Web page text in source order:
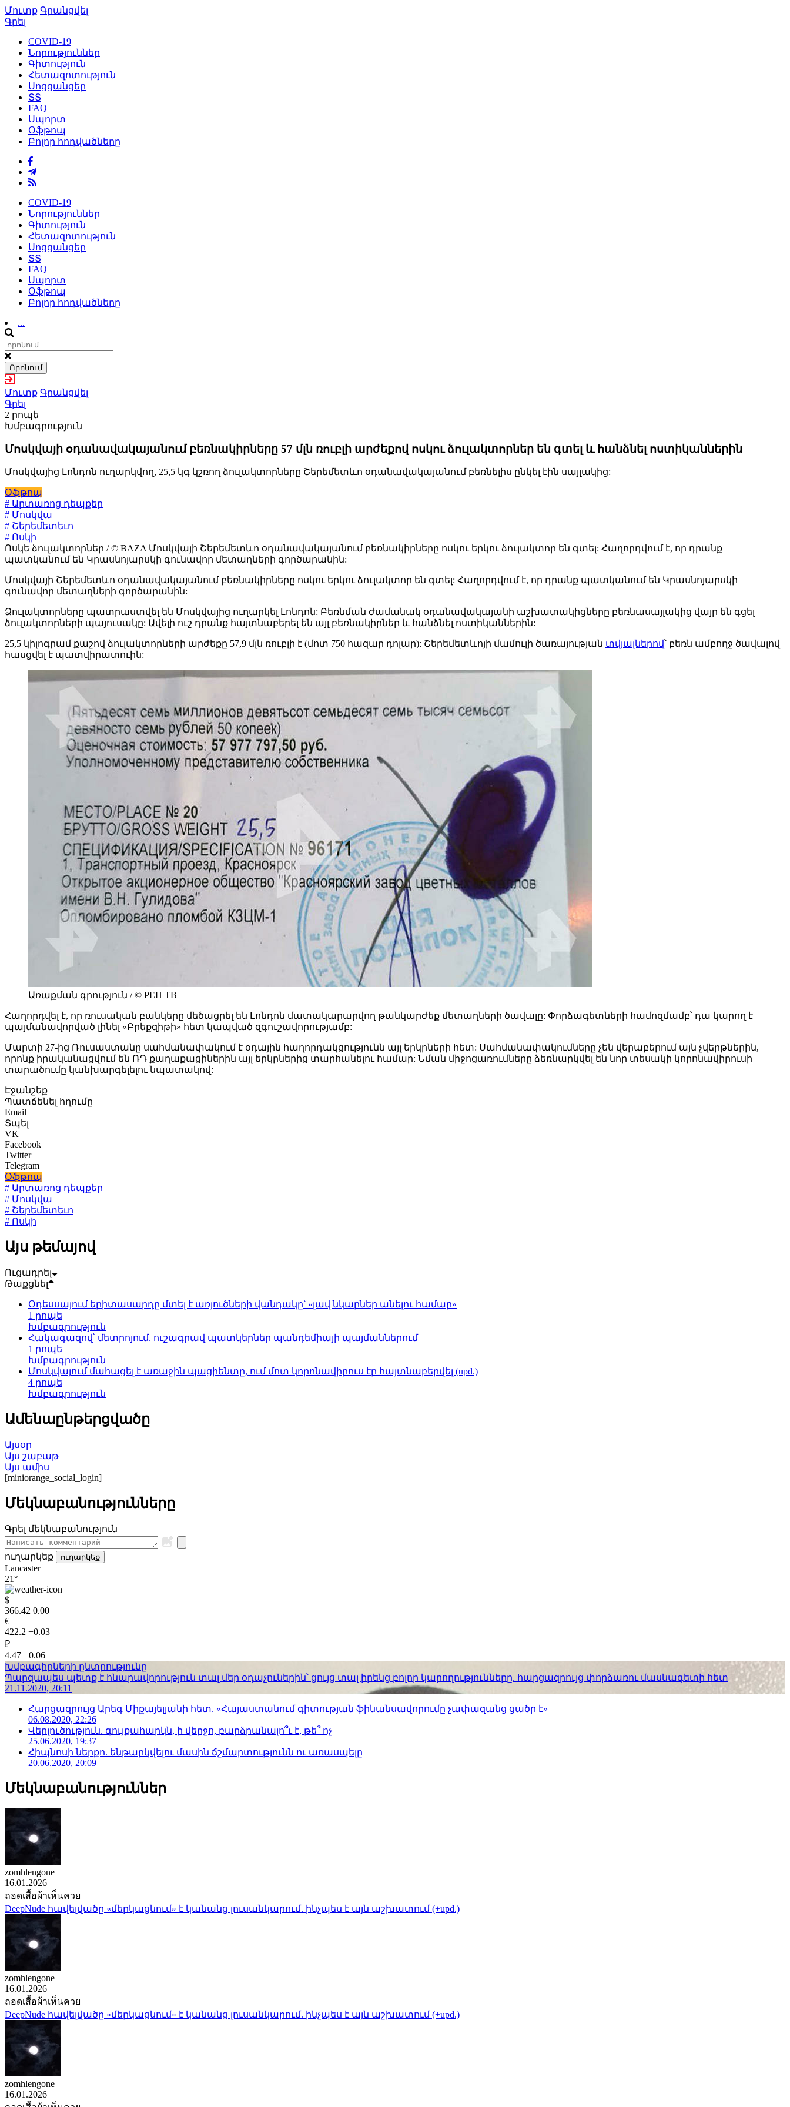
Մուտք Գրանցվել
Գրել
COVID-19
Նորություններ
Գիտություն
Հետազոտություն
Սոցցանցեր
ՏՏ
FAQ
Սպորտ
Օֆթոպ
Բոլոր հոդվածները
COVID-19
Նորություններ
Գիտություն
Հետազոտություն
Սոցցանցեր
ՏՏ
FAQ
Սպորտ
Օֆթոպ
Բոլոր հոդվածները
...
Որոնում
Մուտք Գրանցվել
Գրել
2 րոպե
Խմբագրություն
Մոսկվայի օդանավակայանում բեռնակիրները 57 մլն ռուբլի արժեքով ոսկու ձուլակտորներ են գտել և հանձնել ոստիկաններին
Մոսկվայից Լոնդոն ուղարկվող, 25,5 կգ կշռող ձուլակտորները Շերեմետևո օդանավակայանում բեռնելիս ընկել էին սայլակից:
Օֆթոպ
# Արտառոց դեպքեր
# Մոսկվա
# Շերեմետեւո
# Ոսկի
Ոսկե ձուլակտորներ / © BAZA Մոսկվայի Շերեմետևո օդանավակայանում բեռնակիրները ոսկու երկու ձուլակտոր են գտել: Հաղորդվում է, որ դրանք
պատկանում են Կրասնոյարսկի գունավոր մետաղների գործարանին:
Մոսկվայի Շերեմետևո օդանավակայանում բեռնակիրները ոսկու երկու ձուլակտոր են գտել: Հաղորդվում է, որ դրանք պատկանում են Կրասնոյարսկի
գունավոր մետաղների գործարանին:
Ձուլակտորները պատրաստվել են Մոսկվայից ուղարկել Լոնդոն: Բեռնման ժամանակ օդանավակայանի աշխատակիցները բեռնասայլակից վայր են գցել
ձուլակտորների պայուսակը: Ավելի ուշ դրանք հայտնաբերել են այլ բեռնակիրներ և հանձնել ոստիկաններին:
25,5 կիլոգրամ քաշով ձուլակտորների արժեքը 57,9 մլն ռուբլի է (մոտ 750 հազար դոլար): Շերեմետևոյի մամուլի ծառայության տվյալներով՝ բեռն ամբողջ ծավալով
հասցվել է պատվիրատուին:
Առաքման գրություն / © РЕН ТВ
Հաղորդվել է, որ ռուսական բանկերը մեծացրել են Լոնդոն մատակարարվող թանկարժեք մետաղների ծավալը: Փորձագետների համոզմամբ՝ դա կարող է
պայմանավորված լինել «Բրեքզիթի» հետ կապված զգուշավորությամբ:
Մարտի 27-ից Ռուսաստանը սահմանափակում է օդային հաղորդակցությունն այլ երկրների հետ: Սահմանափակումները չեն վերաբերում այն չվերթներին,
որոնք իրականացվում են ՌԴ քաղաքացիներին այլ երկրներից տարհանելու համար: Նման միջոցառումները ձեռնարկվել են նոր տեսակի կորոնավիրուսի
տարածումը կանխարգելելու նպատակով:
Էջանշեք
Պատճենել հղումը
Email
Տպել
VK
Facebook
Twitter
Telegram
Օֆթոպ
# Արտառոց դեպքեր
# Մոսկվա
# Շերեմետեւո
# Ոսկի
Այս թեմայով
Ուցադրել
Թաքցնել
Օդեսսայում երիտասարդը մտել է առյուծների վանդակը՝ «լավ նկարներ անելու համար»
1 րոպե
Խմբագրություն
Հակագազով՝ մետրոյում. ուշագրավ պատկերներ պանդեմիայի պայմաններում
1 րոպե
Խմբագրություն
Մոսկվայում մահացել է առաջին պացիենտը, ում մոտ կորոնավիրուս էր հայտնաբերվել (upd.)
4 րոպե
Խմբագրություն
Ամենաընթերցվածը
Այսօր
Այս շաբաթ
Այս ամիս
[miniorange_social_login]
Մեկնաբանությունները
Գրել մեկնաբանություն
ուղարկեք ուղարկեք
Lancaster
21°
$
366.42 0.00
€
422.2 +0.03
₽
4.47 +0.06
Խմբագիրների ընտրությունը
Պարզապես պետք է հնարավորություն տալ մեր օդաչուներին՝ ցույց տալ իրենց բոլոր կարողությունները. հարցազրույց փորձառու մասնագետի հետ
21.11.2020, 20:11
Հարցազրույց Արեգ Միքայելյանի հետ. «Հայաստանում գիտության ֆինանսավորումը չափազանց ցածր է»
06.08.2020, 22:26
Վերլուծություն. գույքահարկն, ի վերջո, բարձրանալո՞ւ է, թե՞ ոչ
25.06.2020, 19:37
Հիպնոսի ներքո. ենթարկվելու մասին ճշմարտությունն ու առասպելը
20.06.2020, 20:09
Մեկնաբանություններ
zomhlengone
16.01.2026
ถอดเสื้อผ้าเห็นควย
DeepNude հավելվածը «մերկացնում» է կանանց լուսանկարում. ինչպես է այն աշխատում (+upd.)
zomhlengone
16.01.2026
ถอดเสื้อผ้าเห็นควย
DeepNude հավելվածը «մերկացնում» է կանանց լուսանկարում. ինչպես է այն աշխատում (+upd.)
zomhlengone
16.01.2026